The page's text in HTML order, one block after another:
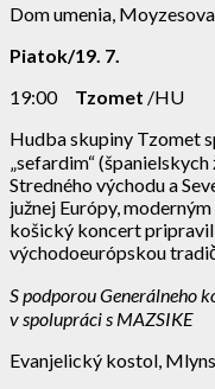
Dom umenia,
Piatok/19. 7.
19:00 Tzomet /
Hudba skupiny Tzomet
„sefardim“
Stredného východu a
južnej Európy,
košický koncert
východoeurópskou
S podporou Generálneho
v spolupráci s MAZSIKE
Evanjelický kostol,